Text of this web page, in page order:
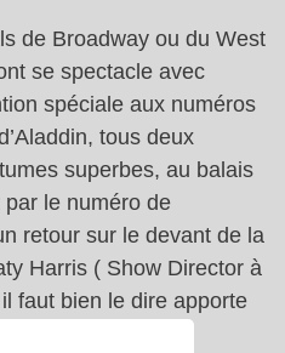
de Broadway ou du West
se spectacle avec
spéciale aux numéros
tous deux
superbes, au balais
le numéro de
retour sur le devant de la
Harris ( Show Director à
faut bien le dire apporte
show, ces deux